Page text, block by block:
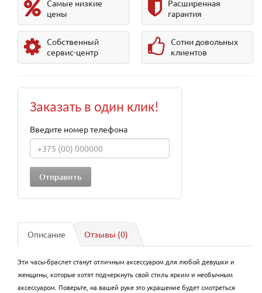
Самые низкие
цены
Расширенная
гарантия
Собственный
сервис-центр
Сотни довольных
клиентов
Заказать в один клик!
Введите номер телефона
Описание Отзывы (0)
Эти часы-браслет станут отличным аксессуаром для любой девушки и
женщины, которые хотят подчеркнуть свой стиль ярким и необычным
аксессуаром. Поверьте, на вашей руке это украшение будет смотреться